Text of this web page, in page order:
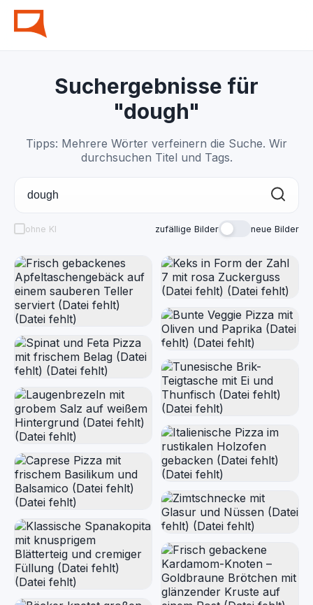
Suchergebnisse für
"dough"
Tipps: Mehrere Wörter verfeinern die Suche. Wir
durchsuchen Titel und Tags.
ohne KI zufällige Bilder neue Bilder